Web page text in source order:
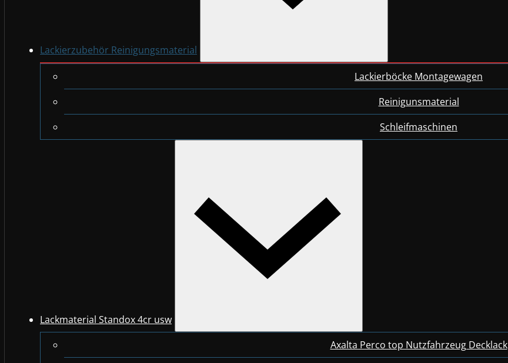
Lackierzubehör Reinigungsmaterial
Lackierböcke Montagewagen
Reinigunsmaterial
Schleifmaschinen
Lackmaterial Standox 4cr usw
Axalta Perco top Nutzfahrzeug Decklack